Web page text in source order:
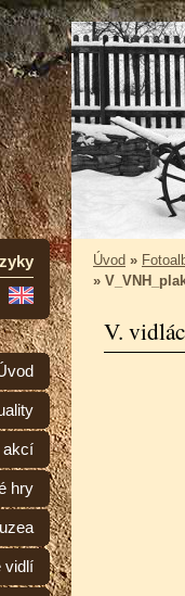
akcí
hry
vidlí
Úvod »
»
V.